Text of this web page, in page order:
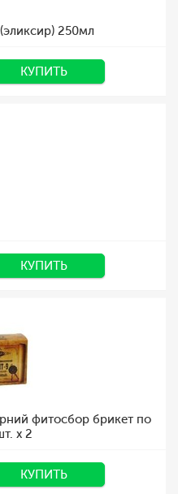
250мл
КУПИТЬ
КУПИТЬ
фитосбор брикет по
х 2
КУПИТЬ